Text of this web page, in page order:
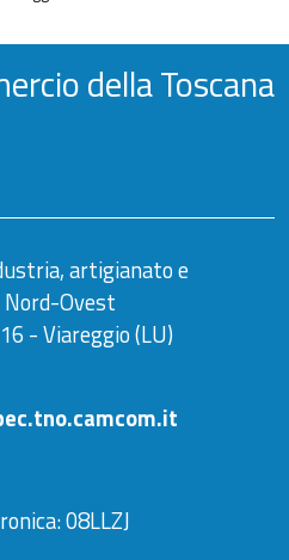
della Toscana
artigianato e
Ovest
- Viareggio (LU)
08LLZJ